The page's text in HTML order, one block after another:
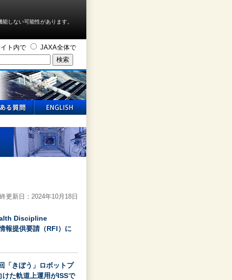
しない可能性があります。
ト内で JAXA全体で
更新日：2024年10月18日
Discipline
報提供要請（RFI）に
「きぼう」ロボットプ
た軌道上運用がISSで